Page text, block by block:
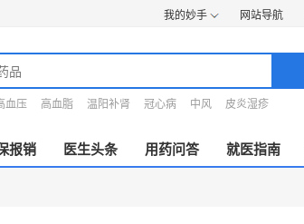
我的妙手 网站导航
血压 高血脂 温阳补肾 冠心病 中风 皮炎湿疹
报销 医生头条 用药问答 就医指南